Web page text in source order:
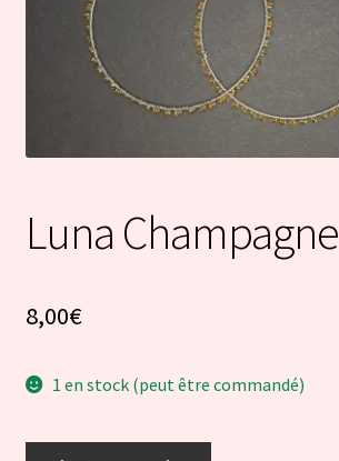
Luna Champagne
8,00€
1 en stock (peut être commandé)